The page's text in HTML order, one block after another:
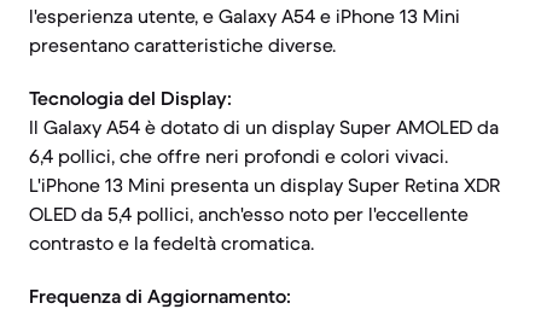
l'esperienza utente, e Galaxy A54 e iPhone 13 Mini
presentano caratteristiche diverse.
Tecnologia del Display:
Il Galaxy A54 è dotato di un display Super AMOLED da
6,4 pollici, che offre neri profondi e colori vivaci.
L'iPhone 13 Mini presenta un display Super Retina XDR
OLED da 5,4 pollici, anch'esso noto per l'eccellente
contrasto e la fedeltà cromatica.
Frequenza di Aggiornamento: